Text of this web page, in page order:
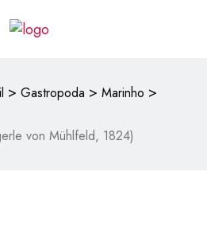
> Gastropoda > Marinho >
von Mühlfeld, 1824)